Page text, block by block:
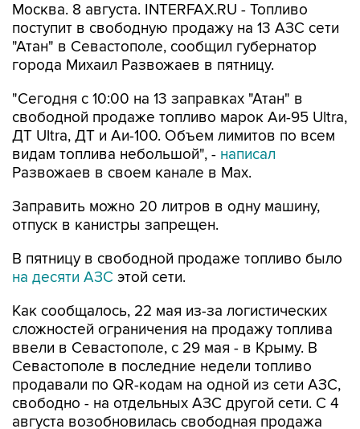
Москва. 8 августа. INTERFAX.RU - Топливо
поступит в свободную продажу на 13 АЗС сети
"Атан" в Севастополе, сообщил губернатор
города Михаил Развожаев в пятницу.
"Сегодня с 10:00 на 13 заправках "Атан" в
свободной продаже топливо марок Аи-95 Ultra,
ДТ Ultra, ДТ и Аи-100. Объем лимитов по всем
видам топлива небольшой", - написал
Развожаев в своем канале в Max.
Заправить можно 20 литров в одну машину,
отпуск в канистры запрещен.
В пятницу в свободной продаже топливо было
на десяти АЗС этой сети.
Как сообщалось, 22 мая из-за логистических
сложностей ограничения на продажу топлива
ввели в Севастополе, с 29 мая - в Крыму. В
Севастополе в последние недели топливо
продавали по QR-кодам на одной из сети АЗС,
свободно - на отдельных АЗС другой сети. С 4
августа возобновилась свободная продажа